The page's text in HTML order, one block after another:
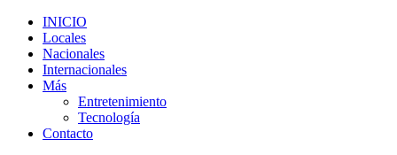
INICIO
Locales
Nacionales
Internacionales
Más
Entretenimiento
Tecnología
Contacto